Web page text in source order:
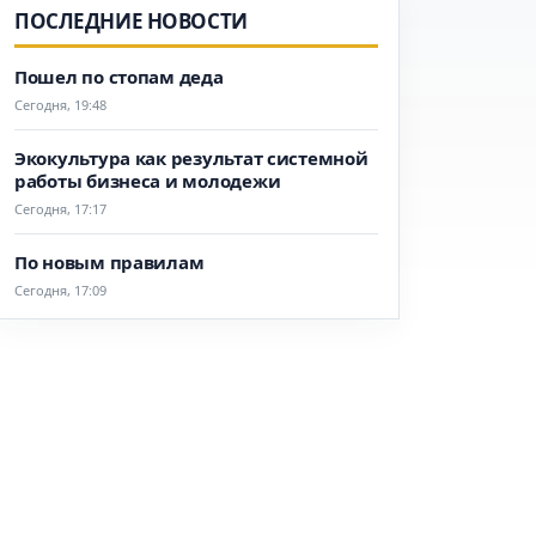
ПОСЛЕДНИЕ НОВОСТИ
Пошел по стопам деда
Сегодня, 19:48
Экокультура как результат системной
работы бизнеса и молодежи
Сегодня, 17:17
По новым правилам
Сегодня, 17:09